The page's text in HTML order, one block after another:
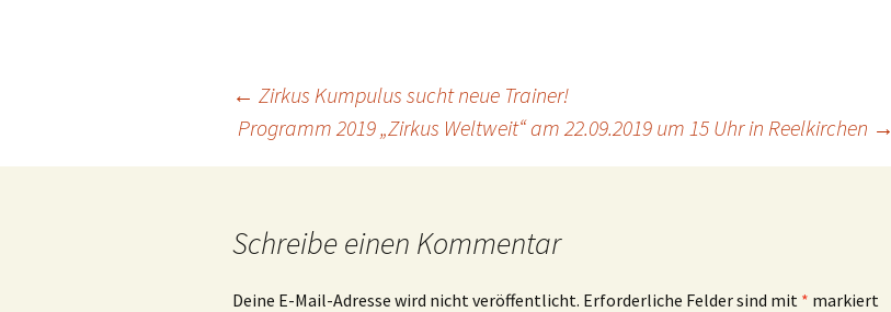
Navigation
← Zirkus Kumpulus sucht neue Trainer!
Programm 2019 „Zirkus Weltweit“ am 22.09.2019 um 15 Uhr in Reelkirchen →
Schreibe einen Kommentar
Deine E-Mail-Adresse wird nicht veröffentlicht. Erforderliche Felder sind mit * markiert